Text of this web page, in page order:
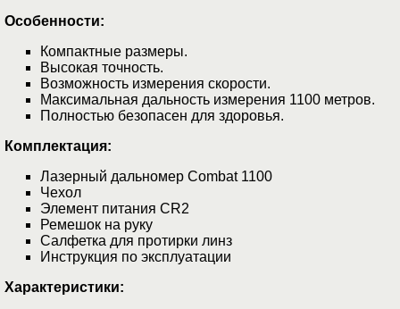
Особенности:
Компактные размеры.
Высокая точность.
Возможность измерения скорости.
Максимальная дальность измерения 1100 метров.
Полностью безопасен для здоровья.
Комплектация:
Лазерный дальномер Combat 1100
Чехол
Элемент питания CR2
Ремешок на руку
Салфетка для протирки линз
Инструкция по эксплуатации
Характеристики: